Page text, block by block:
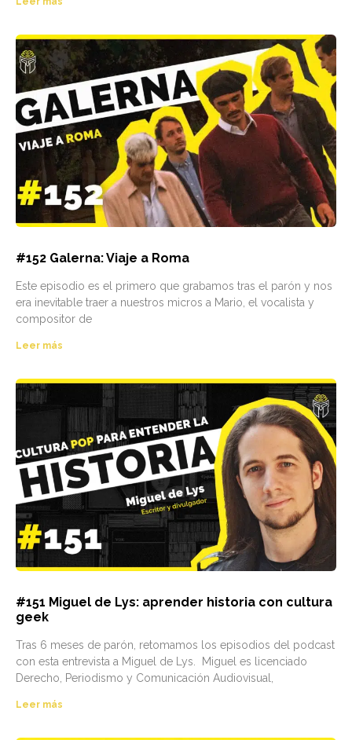
#152 Galerna: Viaje a Roma
Este episodio es el primero que grabamos tras el parón y nos
era inevitable traer a nuestros micros a Mario, el vocalista y
compositor de
Leer más
#151 Miguel de Lys: aprender historia con cultura
geek
Tras 6 meses de parón, retomamos los episodios del podcast
con esta entrevista a Miguel de Lys. Miguel es licenciado
Derecho, Periodismo y Comunicación Audiovisual,
Leer más